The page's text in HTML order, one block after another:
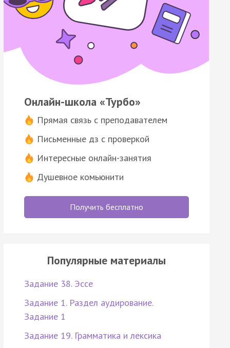
Онлайн-школа «Турбо»
Прямая связь с преподавателем
Письменные дз с проверкой
Интересные онлайн-занятия
Душевное комьюнити
Получить бесплатно
Популярные материалы
Задание 38. Эссе
Задание 1. Раздел аудирование.
Задание 1
Задание 19. Грамматика и лексика